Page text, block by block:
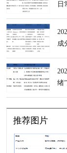
日
无
成
绪
推荐图片